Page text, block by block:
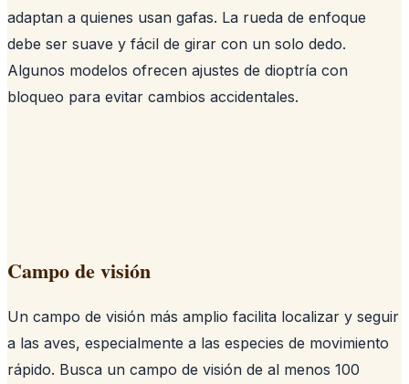
adaptan a quienes usan gafas. La rueda de enfoque
debe ser suave y fácil de girar con un solo dedo.
Algunos modelos ofrecen ajustes de dioptría con
bloqueo para evitar cambios accidentales.
Campo de visión
Un campo de visión más amplio facilita localizar y seguir
a las aves, especialmente a las especies de movimiento
rápido. Busca un campo de visión de al menos 100